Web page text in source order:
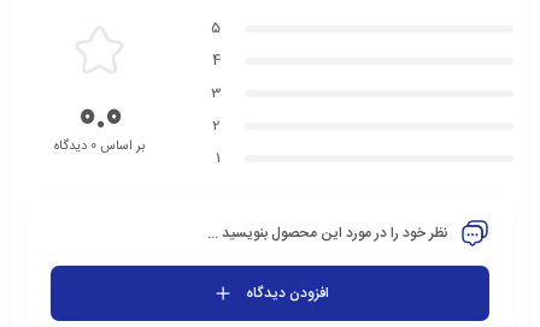
5
4
3
2
1
0.0بر اساس 0 دیدگاه
نظر خود را در مورد این محصول بنویسید ...
افزودن دیدگاه